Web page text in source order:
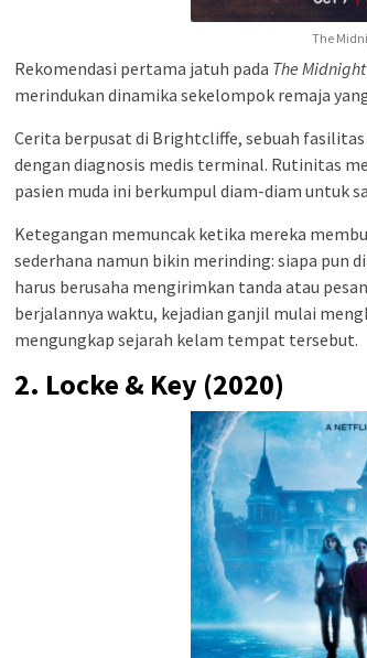
The
Rekomendasi pertama jatuh pada The
merindukan dinamika sekelompok remaja
Cerita berpusat di Brightcliffe, sebuah
dengan diagnosis medis terminal. Rutinitas
pasien muda ini berkumpul diam-diam untuk
Ketegangan memuncak ketika mereka
sederhana namun bikin merinding: siapa pun
harus berusaha mengirimkan tanda atau
berjalannya waktu, kejadian ganjil mulai
mengungkap sejarah kelam tempat tersebut.
2. Locke & Key (2020)